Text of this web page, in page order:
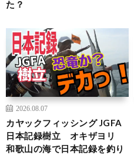
た？
2026.08.07
カヤックフィッシング JGFA
日本記録樹立 オキザヨリ
和歌山の海で日本記録を釣り